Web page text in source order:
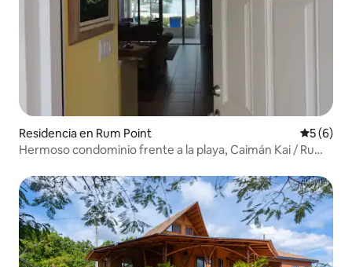
Residencia en Rum Point
5 (6)
Hermoso condominio frente a la playa, Caimán Kai / Rum